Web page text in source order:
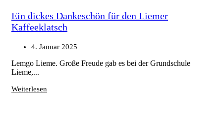
Ein dickes Dankeschön für den Liemer
Kaffeeklatsch
4. Januar 2025
Lemgo Lieme. Große Freude gab es bei der Grundschule
Lieme,...
Weiterlesen